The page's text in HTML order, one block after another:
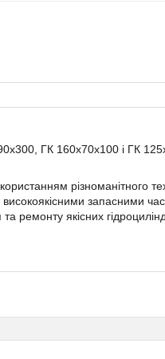
ГК 160х70х100 і ГК
різноманітного
запасними
та ремонту якісних